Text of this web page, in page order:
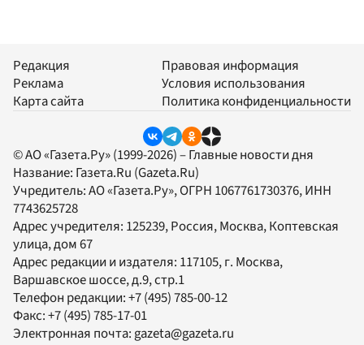
Редакция
Реклама
Карта сайта
Правовая информация
Условия использования
Политика конфиденциальности
© АО «Газета.Ру» (1999-2026) – Главные новости дня
Название: Газета.Ru (Gazeta.Ru)
Учредитель:АО «Газета.Ру», ОГРН 1067761730376, ИНН
7743625728
Адрес учредителя: 125239, Россия, Москва, Коптевская
улица, дом 67
Адрес редакции и издателя: 117105, г. Москва,
Варшавское шоссе, д.9, стр.1
Телефон редакции:+7 (495) 785-00-12
Факс:+7 (495) 785-17-01
Электронная почта:gazeta@gazeta.ru